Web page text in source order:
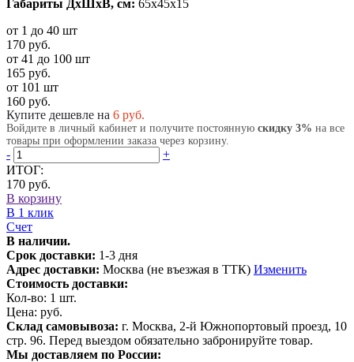
Габариты ДхШхВ, см: 65x45x15
от 1 до 40 шт
170 руб.
от 41 до 100 шт
165 руб.
от 101 шт
160 руб.
Купите дешевле на 6 руб.
Войдите в личный кабинет и получите постоянную скидку 3% на все
товары при оформлении заказа через корзину.
-
+
ИТОГ:
170 руб.
В корзину
В 1 клик
Счет
В наличии.
Срок доставки: 1-3 дня
Адрес доставки: Москва (не въезжая в ТТК) Изменить
Стоимость доставки:
Кол-во: 1 шт.
Цена: руб.
Склад самовывоза: г. Москва, 2-й Южнопортовый проезд, 10
стр. 96. Перед выездом обязательно забронируйте товар.
Мы доставляем по России: